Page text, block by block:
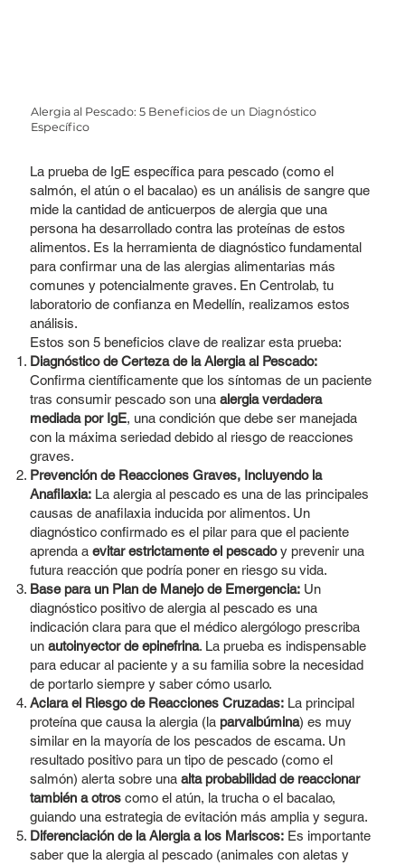
Alergia al Pescado: 5 Beneficios de un Diagnóstico
Específico
La prueba de IgE específica para pescado (como el
salmón, el atún o el bacalao) es un análisis de sangre que
mide la cantidad de anticuerpos de alergia que una
persona ha desarrollado contra las proteínas de estos
alimentos. Es la herramienta de diagnóstico fundamental
para confirmar una de las alergias alimentarias más
comunes y potencialmente graves. En Centrolab, tu
laboratorio de confianza en Medellín, realizamos estos
análisis.
Estos son 5 beneficios clave de realizar esta prueba:
Diagnóstico de Certeza de la Alergia al Pescado:
Confirma científicamente que los síntomas de un paciente
tras consumir pescado son una alergia verdadera
mediada por IgE, una condición que debe ser manejada
con la máxima seriedad debido al riesgo de reacciones
graves.
Prevención de Reacciones Graves, Incluyendo la
Anafilaxia:La alergia al pescado es una de las principales
causas de anafilaxia inducida por alimentos. Un
diagnóstico confirmado es el pilar para que el paciente
aprenda a evitar estrictamente el pescadoy prevenir una
futura reacción que podría poner en riesgo su vida.
Base para un Plan de Manejo de Emergencia:Un
diagnóstico positivo de alergia al pescado es una
indicación clara para que el médico alergólogo prescriba
un autoinyector de epinefrina. La prueba es indispensable
para educar al paciente y a su familia sobre la necesidad
de portarlo siempre y saber cómo usarlo.
Aclara el Riesgo de Reacciones Cruzadas:La principal
proteína que causa la alergia (la parvalbúmina) es muy
similar en la mayoría de los pescados de escama. Un
resultado positivo para un tipo de pescado (como el
salmón) alerta sobre una alta probabilidad de reaccionar
también a otroscomo el atún, la trucha o el bacalao,
guiando una estrategia de evitación más amplia y segura.
Diferenciación de la Alergia a los Mariscos:Es importante
saber que la alergia al pescado (animales con aletas y